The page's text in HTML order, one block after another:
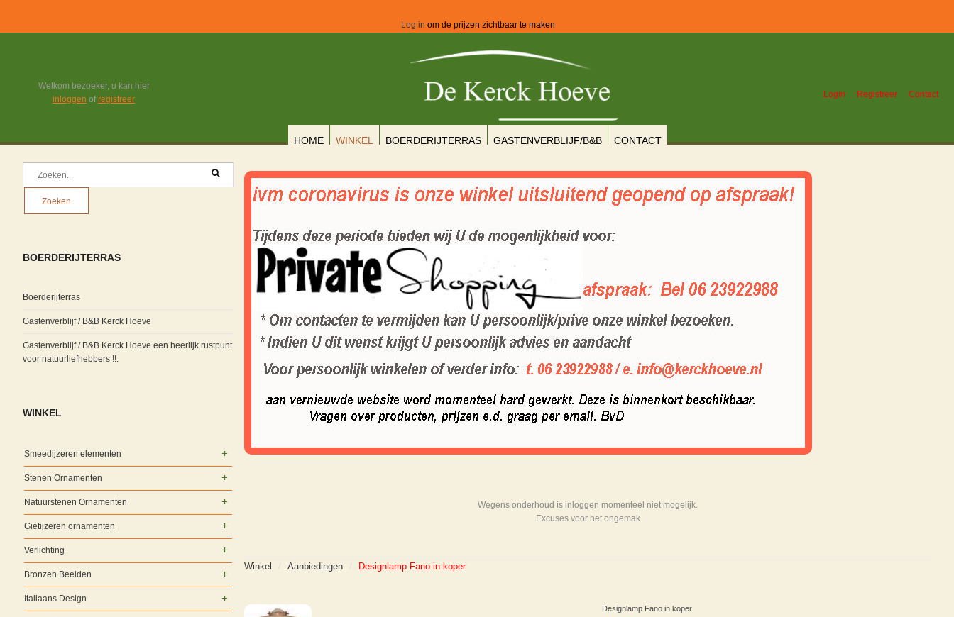
Log in om de prijzen zichtbaar te maken
Welkom bezoeker, u kan hier
inloggen ofregistreer Login Registreer Contact
HOME WINKEL BOERDERIJTERRAS GASTENVERBLIJF/B&B CONTACT
Wegens onderhoud is inloggen momenteel niet mogelijk.
Excuses voor het ongemak
Winkel Aanbiedingen Designlamp Fano in koper
Designlamp Fano in koper
BOERDERIJTERRAS
Boerderijterras
Gastenverblijf / B&B Kerck Hoeve
Gastenverblijf / B&B Kerck Hoeve een heerlijk rustpunt
voor natuurliefhebbers !!.
WINKEL
Smeedijzeren elementen
Stenen Ornamenten
Natuurstenen Ornamenten
Gietijzeren ornamenten
Verlichting
Bronzen Beelden
Italiaans Design